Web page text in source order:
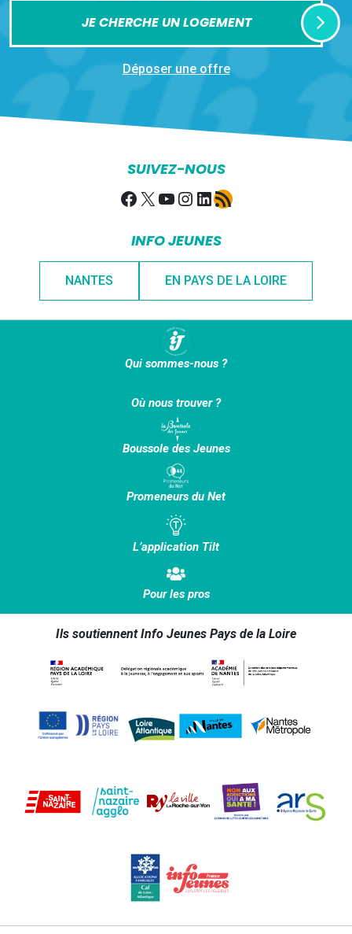
JE CHERCHE UN LOGEMENT
Déposer une offre
SUIVEZ-NOUS
Facebook
X YouTube
Instagram
LinkedIn
Flux RSS
INFO JEUNES
NANTES EN PAYS DE LA LOIRE
Qui sommes-nous ?
Où nous trouver ?
Boussole des Jeunes
Promeneurs du Net
L’application Tilt
Pour les pros
Ils soutiennent Info Jeunes Pays de la Loire